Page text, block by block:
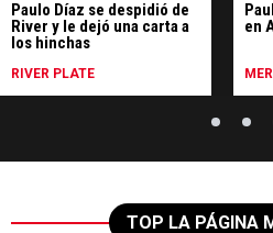
Paulo Díaz se despidió de
River y le dejó una carta a
los hinchas
RIVER PLATE
en
TOP LA PÁGINA